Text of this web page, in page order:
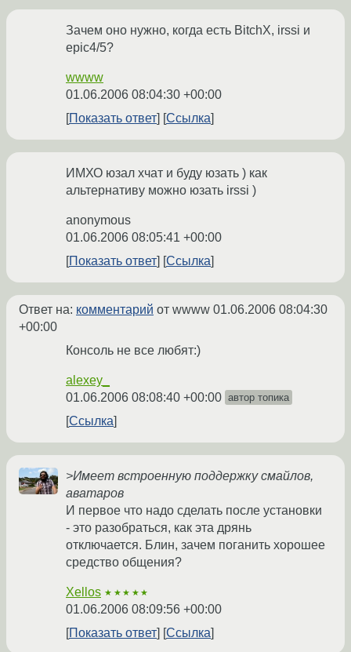
Зачем оно нужно, когда есть BitchX, irssi и
epic4/5?
wwww
01.06.2006 08:04:30 +00:00
Показать ответ
Ссылка
ИМХО юзал хчат и буду юзать ) как
альтернативу можно юзать irssi )
anonymous
01.06.2006 08:05:41 +00:00
Показать ответ
Ссылка
Ответ на: комментарий от wwww 01.06.2006 08:04:30
+00:00
Консоль не все любят:)
alexey_
01.06.2006 08:08:40 +00:00 автор топика
Ссылка
>Имеет встроенную поддержку смайлов,
аватаров
И первое что надо сделать после установки
- это разобраться, как эта дрянь
отключается. Блин, зачем поганить хорошее
средство общения?
Xellos ★★★★★
01.06.2006 08:09:56 +00:00
Показать ответ
Ссылка